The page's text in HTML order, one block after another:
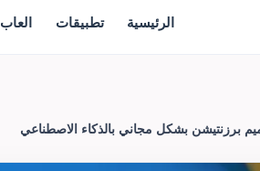
الرئيسية تطبيقات العاب
برزنتيشن بشكل مجاني بالذكاء الاصطناعي